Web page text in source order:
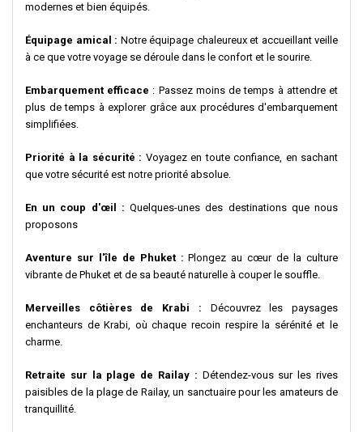
modernes et bien équipés.
Équipage amical : Notre équipage chaleureux et accueillant veille
à ce que votre voyage se déroule dans le confort et le sourire.
Embarquement efficace : Passez moins de temps à attendre et
plus de temps à explorer grâce aux procédures d'embarquement
simplifiées.
Priorité à la sécurité : Voyagez en toute confiance, en sachant
que votre sécurité est notre priorité absolue.
En un coup d'œil : Quelques-unes des destinations que nous
proposons
Aventure sur l'île de Phuket :Plongez au cœur de la culture
vibrante de Phuket et de sa beauté naturelle à couper le souffle.
Merveilles côtières de Krabi : Découvrez les paysages
enchanteurs de Krabi, où chaque recoin respire la sérénité et le
charme.
Retraite sur la plage de Railay : Détendez-vous sur les rives
paisibles de la plage de Railay, un sanctuaire pour les amateurs de
tranquillité.